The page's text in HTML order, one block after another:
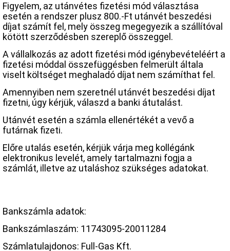
Figyelem, az utánvétes fizetési mód választása
esetén a rendszer plusz 800.-Ft utánvét beszedési
díjat számít fel, mely összeg megegyezik a szállítóval
kötött szerződésben szereplő összeggel.
A vállalkozás az adott fizetési mód igénybevételéért a
fizetési móddal összefüggésben felmerült általa
viselt költséget meghaladó díjat nem számíthat fel.
Amennyiben nem szeretnél utánvét beszedési díjat
fizetni, úgy kérjük, válaszd a banki átutalást.
Utánvét esetén a számla ellenértékét a vevő a
futárnak fizeti.
Előre utalás esetén, kérjük várja meg kollégánk
elektronikus levelét, amely tartalmazni fogja a
számlát, illetve az utaláshoz szükséges adatokat.
Bankszámla adatok:
Bankszámlaszám: 11743095-20011284
Számlatulajdonos: Full-Gas Kft.